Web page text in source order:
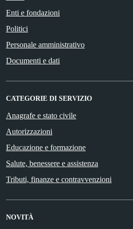
Enti e fondazioni
Politici
Personale amministrativo
Documenti e dati
CATEGORIE DI SERVIZIO
Anagrafe e stato civile
Autorizzazioni
Educazione e formazione
Salute, benessere e assistenza
Tributi, finanze e contravvenzioni
NOVITÀ